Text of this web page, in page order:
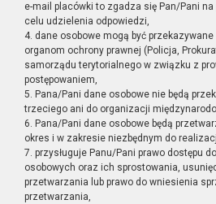
e-mail placówki to zgadza się Pan/Pani
celu udzielenia odpowiedzi,
4. dane osobowe mogą być
organom ochrony prawnej (Policja,
samorządu terytorialnego w związku z
postępowaniem,
5. Pana/Pani dane osobowe nie będą
trzeciego ani do organizacji
6. Pana/Pani dane osobowe będą
okres i w zakresie niezbędnym do
7. przysługuje Panu/Pani prawo dostępu
osobowych oraz ich sprostowania,
przetwarzania lub prawo do wniesienia
przetwarzania,